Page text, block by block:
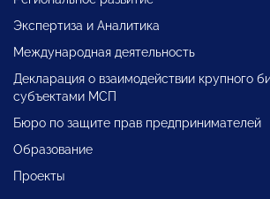
Экспертиза и Аналитика
Международная деятельность
Декларация о взаимодействии крупного
субъектами МСП
Бюро по защите прав предпринимателей
Образование
Проекты